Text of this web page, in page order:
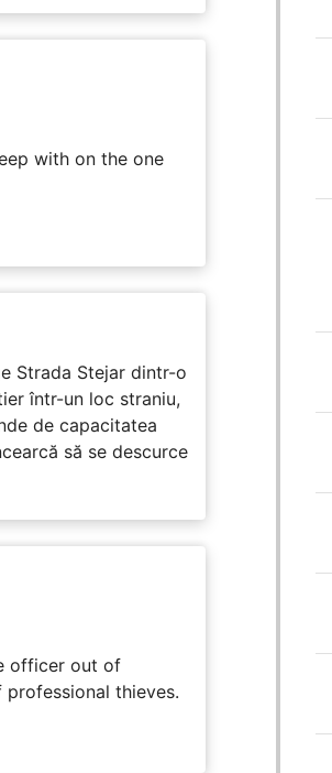
with on the one
Strada Stejar dintr-o
într-un loc straniu,
de capacitatea
să se descurce
officer out of
thieves.